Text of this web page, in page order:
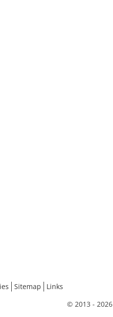
Sitemap
Links
© 2013 - 2026